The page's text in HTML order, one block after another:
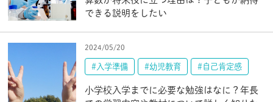
できる説明をしたい
2024/05/20
#入学準備 #幼児教育 #自己肯定感
小学校入学までに必要な勉強はなに？年長